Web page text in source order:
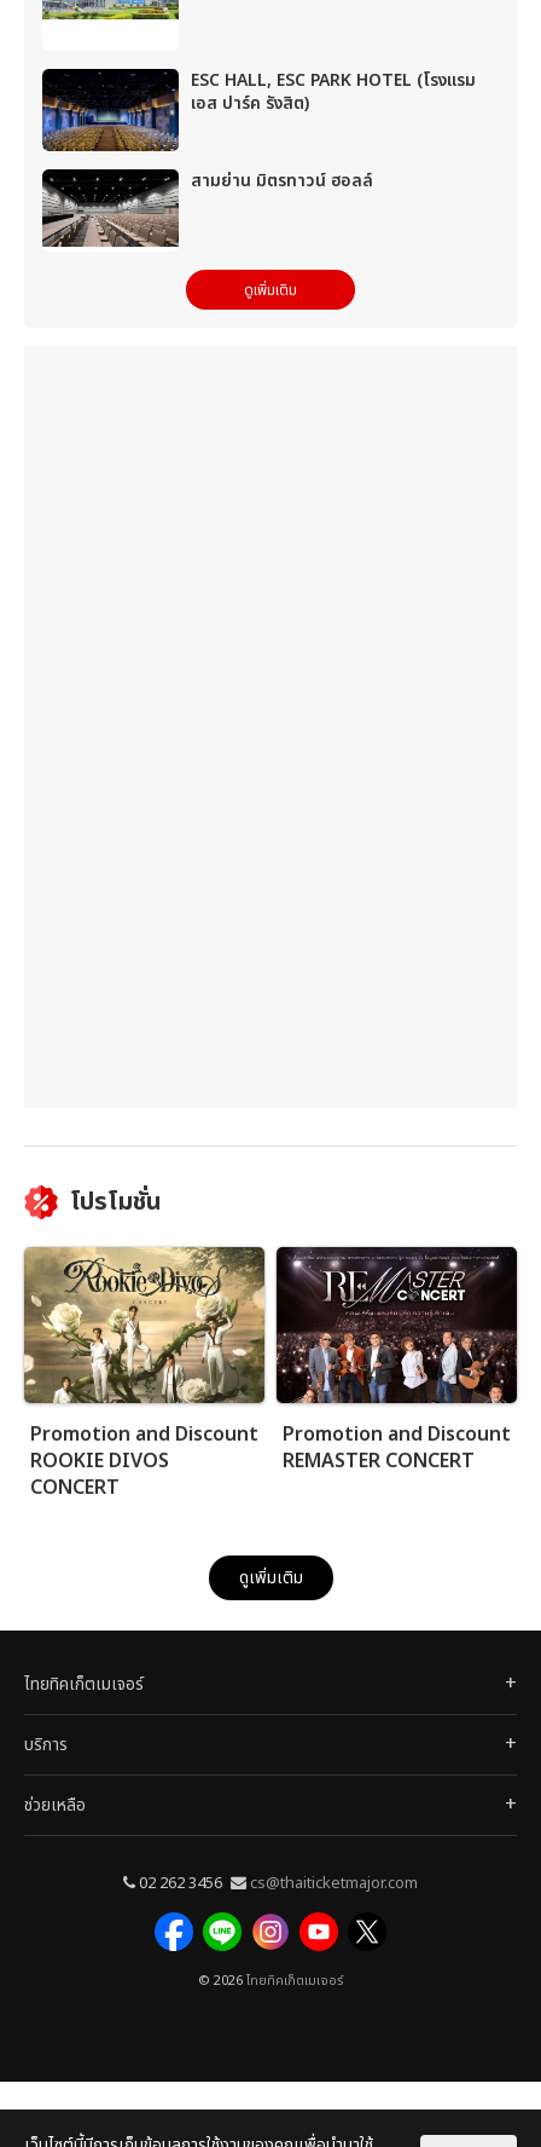
ESC HALL, ESC PARK HOTEL (โรงแรม
เอส ปาร์ค รังสิต)
สามย่าน มิตรทาวน์ ฮอลล์
ดูเพิ่มเติม
โปรโมชั่น
Promotion and Discount
ROOKIE DIVOS
CONCERT
Promotion and Discount
REMASTER CONCERT
ดูเพิ่มเติม
ไทยทิคเก็ตเมเจอร์
บริการ
ช่วยเหลือ
02 262 3456 cs@thaiticketmajor.com
© 2026ไทยทิคเก็ตเมเจอร์